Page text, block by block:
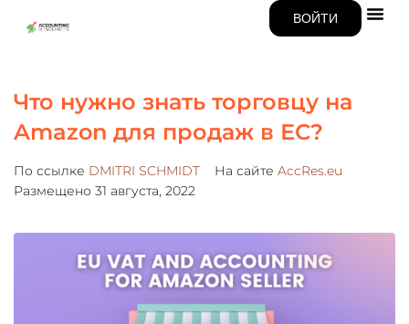
ВОЙТИ
Что нужно знать торговцу на
Amazon для продаж в ЕС?
По ссылке DMITRI SCHMIDT На сайте AccRes.eu
Размещено 31 августа, 2022